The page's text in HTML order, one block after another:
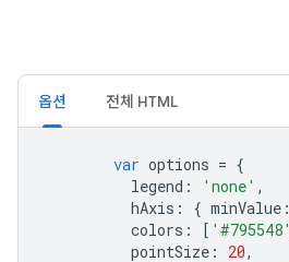
옵션 전체 HTML
var options = {
legend : 'none' ,
hAxis : { minValue :
colors : [ '#795548'
pointSize : 20,